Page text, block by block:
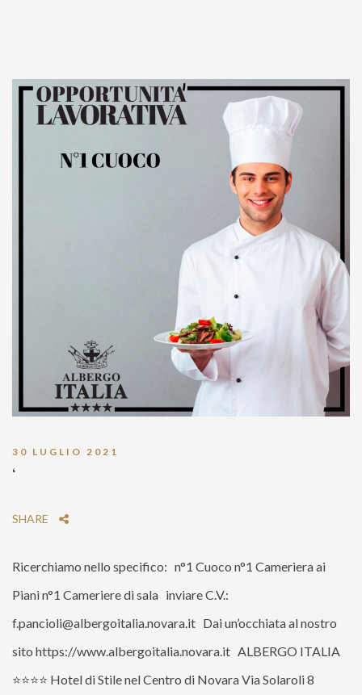
30 LUGLIO 2021
‘
SHARE
Ricerchiamo nello specifico: n°1 Cuoco n°1 Cameriera ai
Piani n°1 Cameriere di sala inviare C.V.:
f.pancioli@albergoitalia.novara.it Dai un’occhiata al nostro
sito https://www.albergoitalia.novara.it ALBERGO ITALIA
⭐⭐⭐⭐ Hotel di Stile nel Centro di Novara Via Solaroli 8